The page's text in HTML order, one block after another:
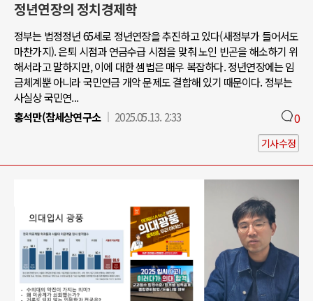
정년연장의 정치경제학
정부는 법정정년 65세로 정년연장을 추진하고 있다(새정부가 들어서도
마찬가지). 은퇴 시점과 연금수급 시점을 맞춰 노인 빈곤을 해소하기 위
해서라고 말하지만, 이에 대한 셈법은 매우 복잡하다. 정년연장에는 임
금체계뿐 아니라 국민연금 개악 문제도 결합해 있기 때문이다. 정부는
사실상 국민연...
홍석만(참세상연구소
2025.05.13. 2:33 0
기사수정